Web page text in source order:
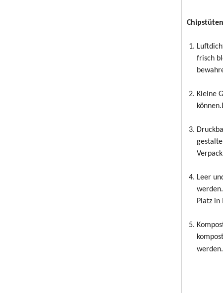
frisch
Kleine
Leer
Platz in